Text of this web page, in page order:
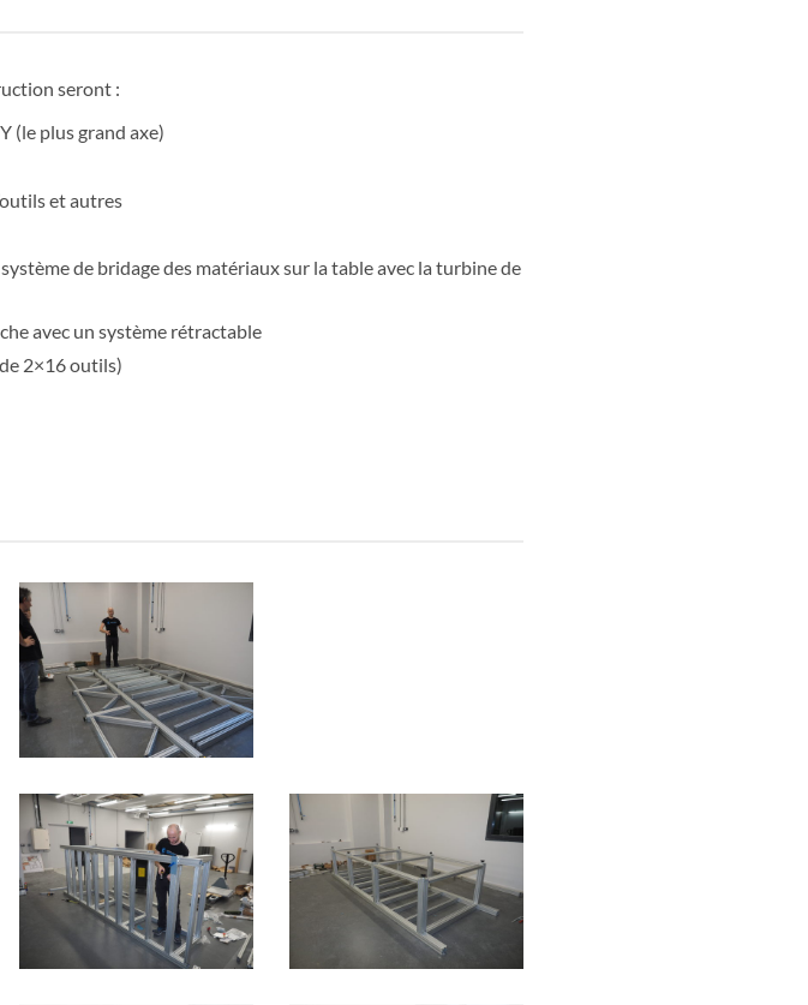
seront :
(le plus grand axe)
et autres
de bridage des matériaux sur la table avec la turbine de
avec un système rétractable
2×16 outils)